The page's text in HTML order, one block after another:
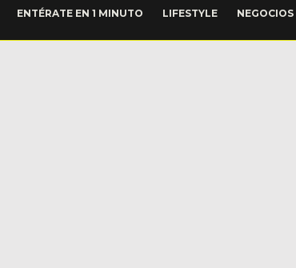
ENTÉRATE EN 1 MINUTO LIFESTYLE NEGOCIOS